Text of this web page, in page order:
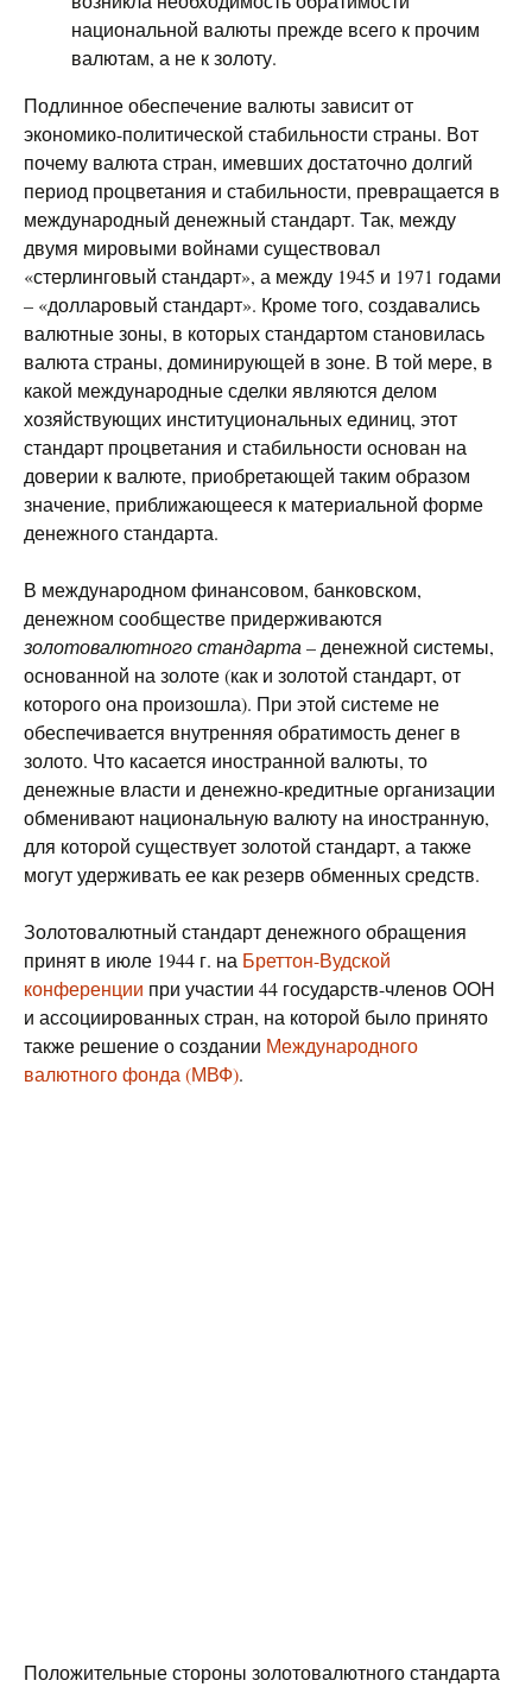
национальной валюты прежде всего к прочим
валютам, а не к золоту.
Подлинное обеспечение валюты зависит от
экономико-политической стабильности страны. Вот
почему валюта стран, имевших достаточно долгий
период процветания и стабильности, превращается в
международный денежный стандарт. Так, между
двумя мировыми войнами существовал
«стерлинговый стандарт», а между 1945 и 1971 годами
– «долларовый стандарт». Кроме того, создавались
валютные зоны, в которых стандартом становилась
валюта страны, доминирующей в зоне. В той мере, в
какой международные сделки являются делом
хозяйствующих институциональных единиц, этот
стандарт процветания и стабильности основан на
доверии к валюте, приобретающей таким образом
значение, приближающееся к материальной форме
денежного стандарта.
В международном финансовом, банковском,
денежном сообществе придерживаются
золотовалютного стандарта – денежной системы,
основанной на золоте (как и золотой стандарт, от
которого она произошла). При этой системе не
обеспечивается внутренняя обратимость денег в
золото. Что касается иностранной валюты, то
денежные власти и денежно-кредитные организации
обменивают национальную валюту на иностранную,
для которой существует золотой стандарт, а также
могут удерживать ее как резерв обменных средств.
Золотовалютный стандарт денежного обращения
принят в июле 1944 г. на Бреттон-Вудской
конференции при участии 44 государств-членов ООН
и ассоциированных стран, на которой было принято
также решение о создании Международного
валютного фонда (МВФ).
Положительные стороны золотовалютного стандарта